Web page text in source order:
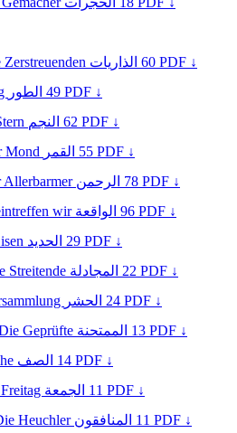
الذاريات 60 PDF ↓
الطور 49 PDF ↓
النجم 62 PDF ↓
Mond القمر 55 PDF ↓
Allerbarmer الرحمن 78 PDF ↓
wir الواقعة 96 PDF ↓
الحديد 29 PDF ↓
Streitende المجادلة 22 PDF ↓
الحشر 24 PDF ↓
Geprüfte الممتحنة 13 PDF ↓
الصف 14 PDF ↓
الجمعة 11 PDF ↓
Heuchler المنافقون 11 PDF ↓